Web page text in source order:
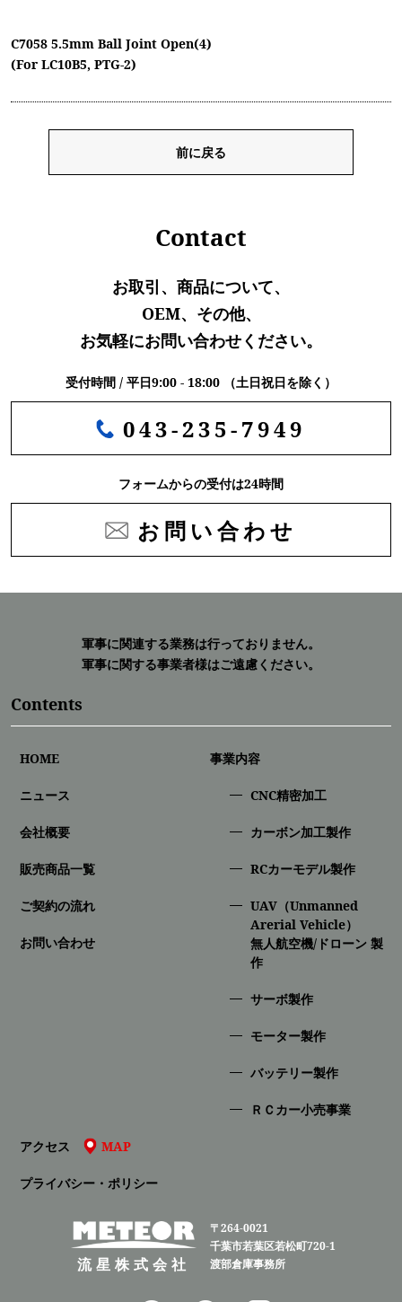
C7058 5.5mm Ball Joint Open(4)
(For LC10B5, PTG-2)
前に戻る
Contact
お取引、商品について、
OEM、その他、
お気軽にお問い合わせください。
受付時間 / 平日9:00 - 18:00 （土日祝日を除く）
043-235-7949
フォームからの受付は24時間
お問い合わせ
軍事に関連する業務は行っておりません。
軍事に関する事業者様はご遠慮ください。
Contents
HOME
ニュース
会社概要
販売商品一覧
ご契約の流れ
お問い合わせ
事業内容
CNC精密加⼯
カーボン加工製作
RCカーモデル製作
UAV（Unmanned
Arerial Vehicle）
無人航空機/ドローン 製
作
サーボ製作
モーター製作
バッテリー製作
ＲＣカー小売事業
アクセス MAP
プライバシー・ポリシー
流星株式会社
〒264-0021
千葉市若葉区若松町720-1
渡部倉庫事務所